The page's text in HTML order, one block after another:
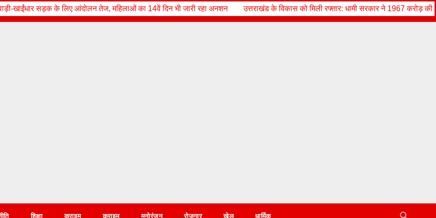
तेज, महिलाओं का 14वें दिन भी जारी रहा अनशन उत्तराखंड के विकास को मिली रफ्तार: धामी सरकार ने 1967 करोड़ की योजनाओं को दी मंजूरी,
शिक्षा क्राइम क्राइम मनोरंजन रोज़गार खेल धार्मिक